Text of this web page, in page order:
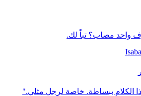
واحد مصاب؟ تباً لك.
الكلام ببساطة. خاصة لرجل مثلي."